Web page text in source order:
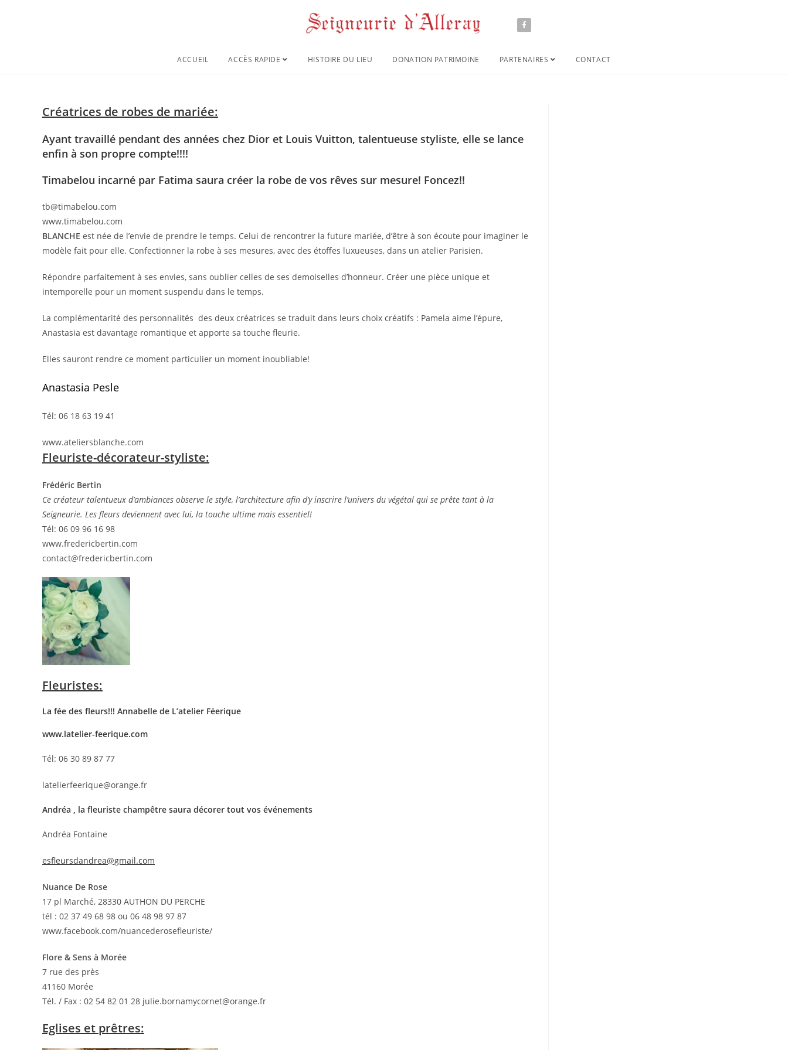
ACCUEIL ACCÈS RAPIDE HISTOIRE DU LIEU DONATION PATRIMOINE PARTENAIRES CONTACT
Créatrices de robes de mariée:
Ayant travaillé pendant des années chez Dior et Louis Vuitton, talentueuse styliste, elle se lance
enfin à son propre compte!!!!
Timabelou incarné par Fatima saura créer la robe de vos rêves sur mesure! Foncez!!
tb@timabelou.com
www.timabelou.com
BLANCHE est née de l’envie de prendre le temps. Celui de rencontrer la future mariée, d’être à son écoute pour imaginer le
modèle fait pour elle. Confectionner la robe à ses mesures, avec des étoffes luxueuses, dans un atelier Parisien.
Répondre parfaitement à ses envies, sans oublier celles de ses demoiselles d’honneur. Créer une pièce unique et
intemporelle pour un moment suspendu dans le temps.
La complémentarité des personnalités des deux créatrices se traduit dans leurs choix créatifs : Pamela aime l’épure,
Anastasia est davantage romantique et apporte sa touche fleurie.
Elles sauront rendre ce moment particulier un moment inoubliable!
Anastasia Pesle
Tél: 06 18 63 19 41
www.ateliersblanche.com
Fleuriste-décorateur-styliste:
Frédéric Bertin
Ce créateur talentueux d’ambiances observe le style, l’architecture afin d’y inscrire l’univers du végétal qui se prête tant à la
Seigneurie. Les fleurs deviennent avec lui, la touche ultime mais essentiel!
Tél: 06 09 96 16 98
www.fredericbertin.com
contact@fredericbertin.com
Fleuristes:
La fée des fleurs!!! Annabelle de L’atelier Féerique
www.latelier-feerique.com
Tél: 06 30 89 87 77
latelierfeerique@orange.fr
Andréa , la fleuriste champêtre saura décorer tout vos événements
Andréa Fontaine
esfleursdandrea@gmail.com
Nuance De Rose
17 pl Marché, 28330 AUTHON DU PERCHE
tél : 02 37 49 68 98 ou 06 48 98 97 87
www.facebook.com/nuancederosefleuriste/
Flore & Sens à Morée
7 rue des près
41160 Morée
Tél. / Fax : 02 54 82 01 28 julie.bornamycornet@orange.fr
Eglises et prêtres: